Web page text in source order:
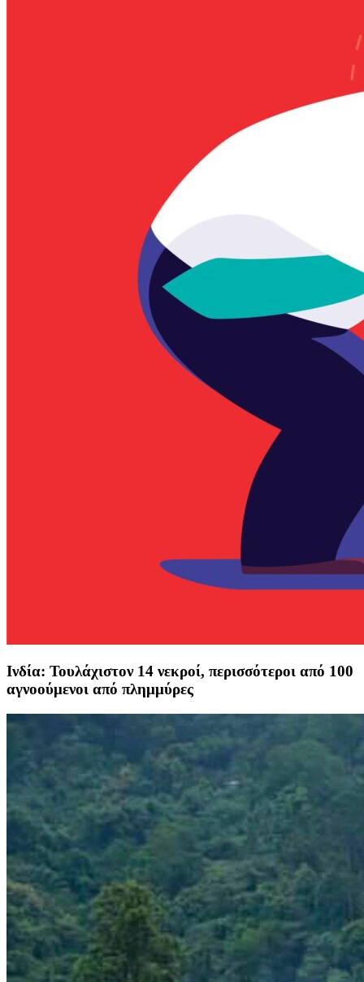
Ινδία: Τουλάχιστον 14 νεκροί, περισσότεροι από 100
αγνοούμενοι από πλημμύρες